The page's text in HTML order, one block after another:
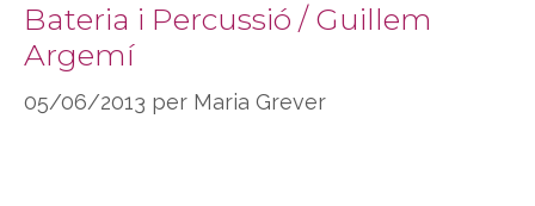
Bateria i Percussió / Guillem
Argemí
05/06/2013 per Maria Grever